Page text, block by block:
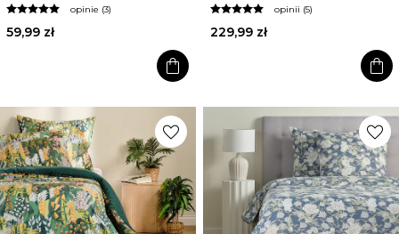
opinie (3)
59,99 zł
shopping_bag
opinii (5)
229,99 zł
shopping_bag
favorite favorite